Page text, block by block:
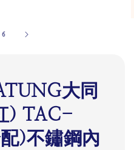
6
大同
) TAC-
)不鏽鋼內